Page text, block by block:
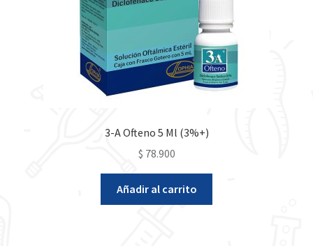
3-A Ofteno 5 Ml (3%+)
$ 78.900
Añadir al carrito